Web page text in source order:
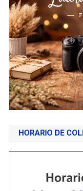
HORARIO DE